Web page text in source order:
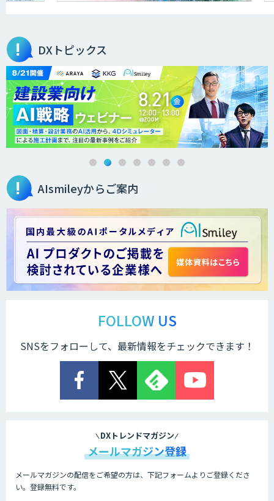
発注最適化AIソリューション
需要予測AIソリューション
カスタムAI開発・DX戦略でスタートアッ
Kurrant.ai
開発支援
AI受託開発（データ分析・画像認識）
DXトピックス
AIsmileyからご案内
FOLLOW US
SNSをフォローして、最新情報をチェックできます！
DXトレンドマガジン
メールマガジン登録
メールマガジンの配信をご希望の方は、下記フォームよりご登録くださ
い。登録無料です。